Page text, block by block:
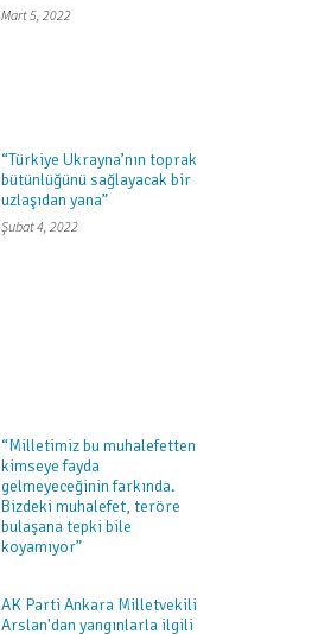
Mart 5, 2022
“Türkiye Ukrayna’nın toprak
bütünlüğünü sağlayacak bir
uzlaşıdan yana”
Şubat 4, 2022
“Milletimiz bu muhalefetten
kimseye fayda
gelmeyeceğinin farkında.
Bizdeki muhalefet, teröre
bulaşana tepki bile
koyamıyor”
AK Parti Ankara Milletvekili
Arslan'dan yangınlarla ilgili